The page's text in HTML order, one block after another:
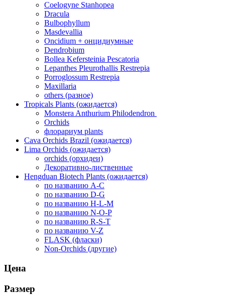
Coelogyne Stanhopea
Dracula
Bulbophyllum
Masdevallia
Oncidium + онцидиумные
Dendrobium
Bollea Kefersteinia Pescatoria
Lepanthes Pleurothallis Restrepia
Porroglossum Restrepia
Maxillaria
others (разное)
Tropicals Plants (ожидается)
​​​​​​​Monstera Anthurium Philodendron
Orchids
флорариум plants
Cava Orchids Brazil (ожидается)
Lima Orchids (ожидается)
orchids (орхидеи)
Декоративно-лиственные
Hengduan Biotech Plants (ожидается)
по названию A-C
по названию D-G
по названию H-L-M
по названию N-O-P
по названию R-S-T
по названию V-Z
FLASK (фласки)
Non-Orchids (другие)
Цена
Размер